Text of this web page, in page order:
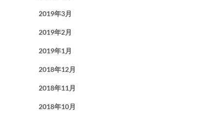
2019年3月
2019年2月
2019年1月
2018年12月
2018年11月
2018年10月